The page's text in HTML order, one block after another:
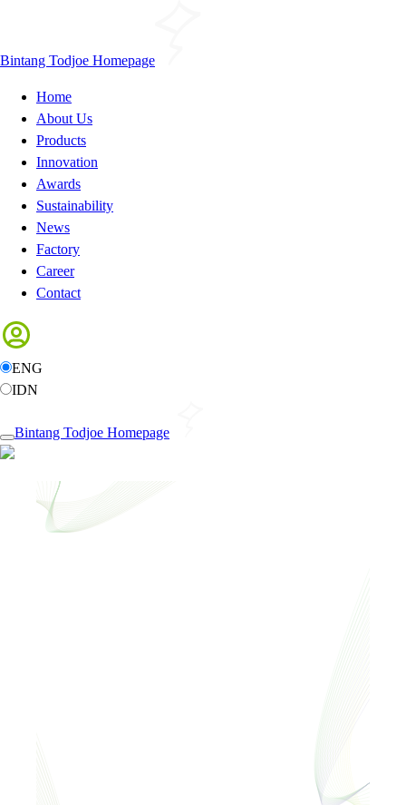
Bintang Todjoe Homepage
Home
About Us
Products
Innovation
Awards
Sustainability
News
Factory
Career
Contact
ENG
IDN
Bintang Todjoe Homepage